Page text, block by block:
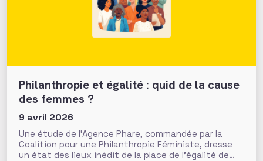
Philanthropie et égalité : quid de la cause
des femmes ?
9 avril 2026
Une étude de l’Agence Phare, commandée par la
Coalition pour une Philanthropie Féministe, dresse
un état des lieux inédit de la place de l’égalité de